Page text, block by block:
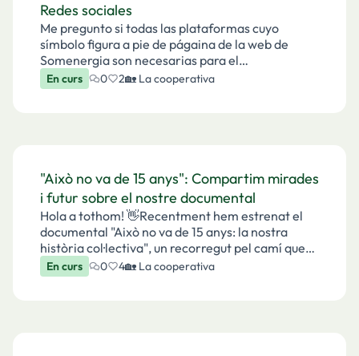
Redes sociales
Me pregunto si todas las plataformas cuyo
símbolo figura a pie de págaina de la web de
Somenergia son necesarias para el
funcionamiento de la Cooperativa. Yo no puedo
olvidar que son instrumentos del capitalismo y
En curs 0 2🏡 La cooperativa
"Això no va de 15 anys": Compartim mirades
i futur sobre el nostre documental
Hola a tothom! 👋Recentment hem estrenat el
documental "Això no va de 15 anys: la nostra
història col·lectiva", un recorregut pel camí que
hem fet juntes des dels inicis de Som Energia. Més
que un exercici de memòria, és una celebració de
En curs 0 4🏡 La cooperativa